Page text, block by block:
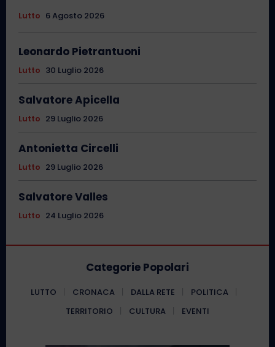
Lutto 6 Agosto 2026
Leonardo Pietrantuoni
Lutto 30 Luglio 2026
Salvatore Apicella
Lutto 29 Luglio 2026
Antonietta Circelli
Lutto 29 Luglio 2026
Salvatore Valles
Lutto 24 Luglio 2026
Categorie Popolari
LUTTO CRONACA DALLA RETE
POLITICA
TERRITORIO
CULTURA EVENTI